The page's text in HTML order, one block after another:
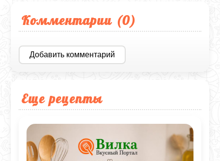
Комментарии (0)
Добавить комментарий
Еще рецепты